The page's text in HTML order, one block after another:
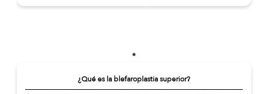
¿Qué es la blefaroplastia superior?